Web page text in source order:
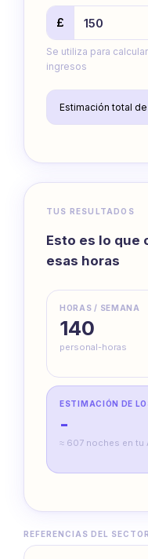
£
Se utiliza para
ingresos
Estimación total
TUS RESULTADOS
Esto es lo que
esas horas
HORAS / SEMANA
140
personal-horas
ESTIMACIÓN DE
-
≈ 607 noches en tu
REFERENCIAS DEL